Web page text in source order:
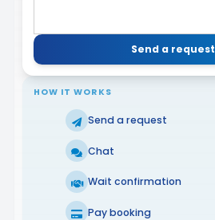
Send a request
HOW IT WORKS
Send a request
Chat
Wait confirmation
Pay booking